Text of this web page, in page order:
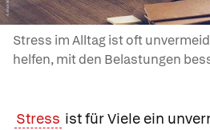
Stress im Alltag ist oft
helfen, mit den Belastungen
Stress ist für Viele ein